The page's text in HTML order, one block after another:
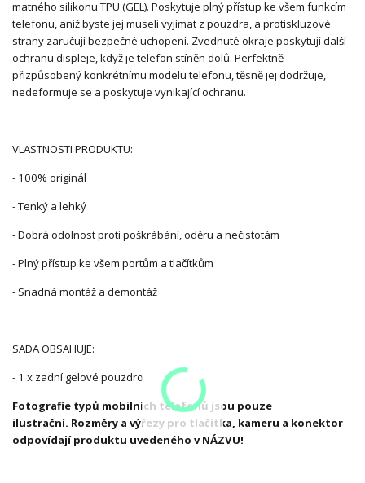
matného silikonu TPU (GEL). Poskytuje plný přístup ke všem funkcím
telefonu, aniž byste jej museli vyjímat z pouzdra, a protiskluzové
strany zaručují bezpečné uchopení. Zvednuté okraje poskytují další
ochranu displeje, když je telefon stíněn dolů. Perfektně
přizpůsobený konkrétnímu modelu telefonu, těsně jej dodržuje,
nedeformuje se a poskytuje vynikající ochranu.
VLASTNOSTI PRODUKTU:
- 100% originál
- Tenký a lehký
- Dobrá odolnost proti poškrábání, oděru a nečistotám
- Plný přístup ke všem portům a tlačítkům
- Snadná montáž a demontáž
SADA OBSAHUJE:
- 1 x zadní gelové pouzdro
Fotografie typů mobilních telefonů jsou pouze
ilustrační. Rozměry a výřezy pro tlačítka, kameru a konektor
odpovídají produktu uvedeného v NÁZVU!